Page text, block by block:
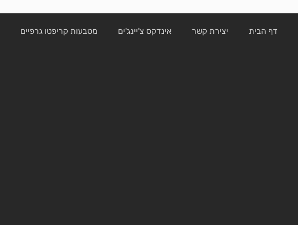
דף הבית יצירת קשר אינדקס צ'יינג'ים מטבעות קריפטו גרפיים